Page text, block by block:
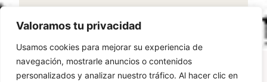
Valoramos tu privacidad
Usamos cookies para mejorar su experiencia de
navegación, mostrarle anuncios o contenidos
personalizados y analizar nuestro tráfico. Al hacer clic en
COMPARTIR